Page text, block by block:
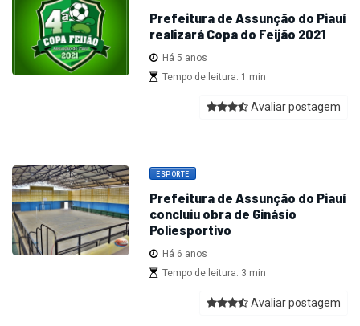
Prefeitura de Assunção do Piauí
realizará Copa do Feijão 2021
Há 5 anos
Tempo de leitura: 1 min
Avaliar postagem
ESPORTE
Prefeitura de Assunção do Piauí
concluiu obra de Ginásio
Poliesportivo
Há 6 anos
Tempo de leitura: 3 min
Avaliar postagem